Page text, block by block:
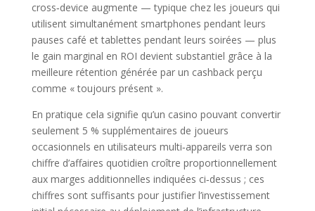
cross‑device augmente — typique chez les joueurs qui
utilisent simultanément smartphones pendant leurs
pauses café et tablettes pendant leurs soirées — plus
le gain marginal en ROI devient substantiel grâce à la
meilleure rétention générée par un cashback perçu
comme « toujours présent ».
En pratique cela signifie qu’un casino pouvant convertir
seulement 5 % supplémentaires de joueurs
occasionnels en utilisateurs multi‑appareils verra son
chiffre d’affaires quotidien croître proportionnellement
aux marges additionnelles indiquées ci‑dessus ; ces
chiffres sont suffisants pour justifier l’investissement